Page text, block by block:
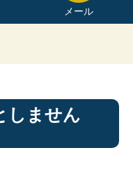
メール
しません